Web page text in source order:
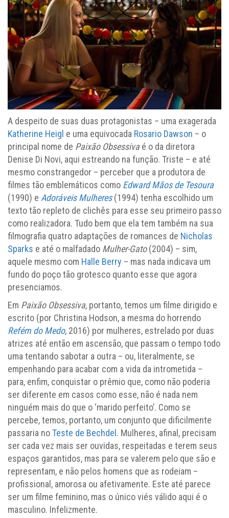
A despeito de suas duas protagonistas – uma exagerada
Katherine Heigl e uma equivocada Rosario Dawson – o
principal nome de Paixão Obsessivaé o da diretora
Denise Di Novi, aqui estreando na função. Triste – e até
mesmo constrangedor – perceber que a produtora de
filmes tão emblemáticos como Edward Mãos de Tesoura
(1990) e Adoráveis Mulheres(1994) tenha escolhido um
texto tão repleto de clichês para esse seu primeiro passo
como realizadora. Tudo bem que ela tem também na sua
filmografia quatro adaptações de romances de Nicholas
Sparks e até o malfadado Mulher-Gato(2004) – sim,
aquele mesmo com Halle Berry – mas nada indicava um
fundo do poço tão grotesco quanto esse que agora
presenciamos.
Em Paixão Obsessiva, portanto, temos um filme dirigido e
escrito (por Christina Hodson, a mesma do horrendo
Refém do Medo, 2016) por mulheres, estrelado por duas
atrizes até então em ascensão, que passam o tempo todo
uma tentando sabotar a outra – ou, literalmente, se
empenhando para acabar com a vida da intrometida –
para, enfim, conquistar o prêmio que, como não poderia
ser diferente em casos como esse, não é nada nem
ninguém mais do que o ‘marido perfeito’. Como se
percebe, temos, portanto, um conjunto que dificilmente
passaria noTeste de Bechdel . Mulheres, afinal, precisam
ser cada vez mais ser ouvidas, respeitadas e terem seus
espaços garantidos, mas para se valerem pelo que são e
representam, e não pelos homens que as rodeiam –
profissional, amorosa ou afetivamente. Este até parece
ser um filme feminino, mas o único viés válido aqui é o
masculino. Infelizmente.